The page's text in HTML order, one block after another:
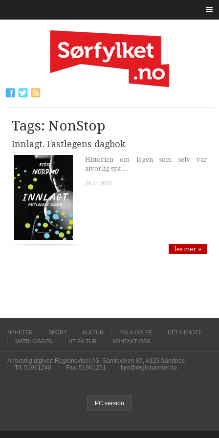
Tags: NonStop
Innlagt. Fastlegens dagbok
Historien om legen som selv var
alvorlig syk …
30.01.2023
les mer »
NYHETER SPORT KULTUR FOLK OG FE
DET HENDTE
MATBLOGGEN
UT PÅ TUR KONTAKT OSS
Ansvarlig utgiver: Regionaviser AS, Gamleveien 87, 4315 Sandnes
Tlf. 51961240
Fax. 51961251 tips@regionaviser.no
PC version